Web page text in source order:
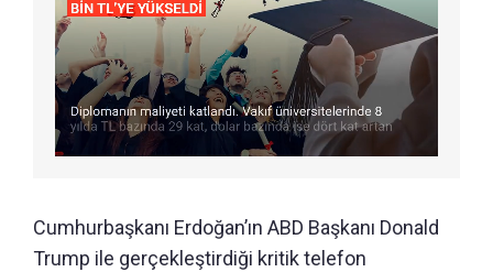
Cumhurbaşkanı Erdoğan’ın ABD Başkanı Donald
Trump ile gerçekleştirdiği kritik telefon